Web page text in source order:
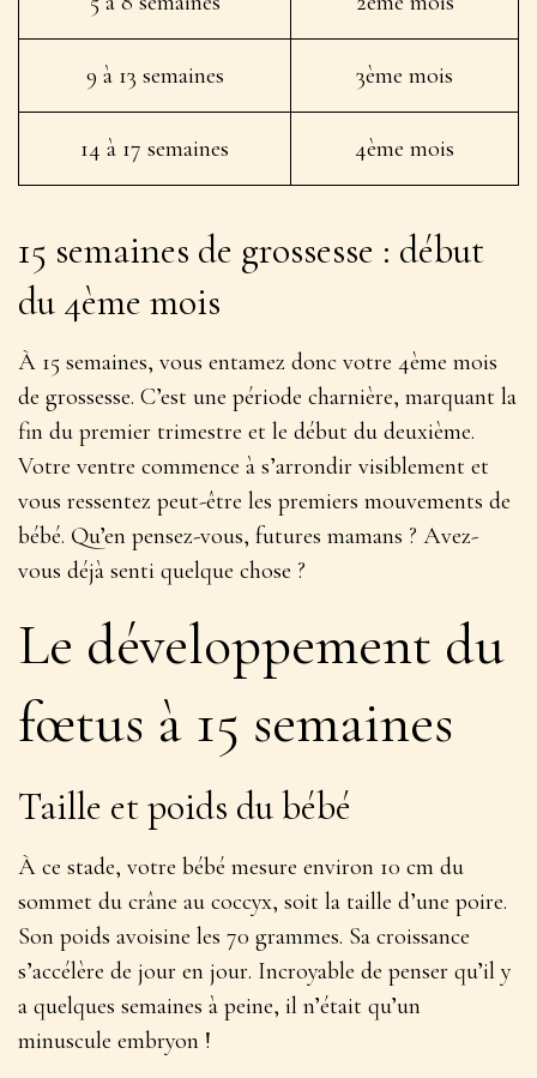
9 à 13 semaines 3ème mois
14 à 17 semaines 4ème mois
15 semaines de grossesse : début
du 4ème mois
À 15 semaines, vous entamez donc votre 4ème mois
de grossesse. C’est une période charnière, marquant la
fin du premier trimestre et le début du deuxième.
Votre ventre commence à s’arrondir visiblement et
vous ressentez peut-être les premiers mouvements de
bébé. Qu’en pensez-vous, futures mamans ? Avez-
vous déjà senti quelque chose ?
Le développement du
fœtus à 15 semaines
Taille et poids du bébé
À ce stade, votre bébé mesure environ 10 cm du
sommet du crâne au coccyx, soit la taille d’une poire.
Son poids avoisine les 70 grammes. Sa croissance
s’accélère de jour en jour. Incroyable de penser qu’il y
a quelques semaines à peine, il n’était qu’un
minuscule embryon !